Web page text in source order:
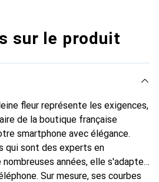
sur le produit
fleur représente les exigences,
de la boutique française
smartphone avec élégance.
qui sont des experts en
années, elle s'adapte
Sur mesure, ses courbes